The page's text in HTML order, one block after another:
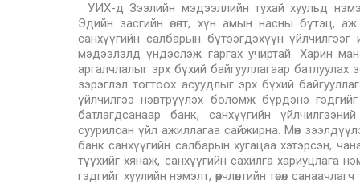
УИХ-д Зээлийн мэдээллийн тухай хуульд
Эдийн засгийн өсөлт, хүн амын насны бүтэц,
санхүүгийн салбарын бүтээгдэхүүн
мэдээлэлд үндэслэж гаргах учиртай. Харин
аргалчлалыг эрх бүхий байгууллагаар
зэрэглэл тогтоох асуудлыг эрх бүхий
үйлчилгээ нэвтрүүлэх боломж бүрдэнэ гэдгийг
батлагдсанаар банк, санхүүгийн
суурилсан үйл ажиллагаа сайжирна. Мөн
банк санхүүгийн салбарын хугацаа хэтэрсэн,
түүхийг хянаж, санхүүгийн сахилга хариуцлага
гэдгийг хуулийн нэмэлт, өөрчлөлтийн төсөл